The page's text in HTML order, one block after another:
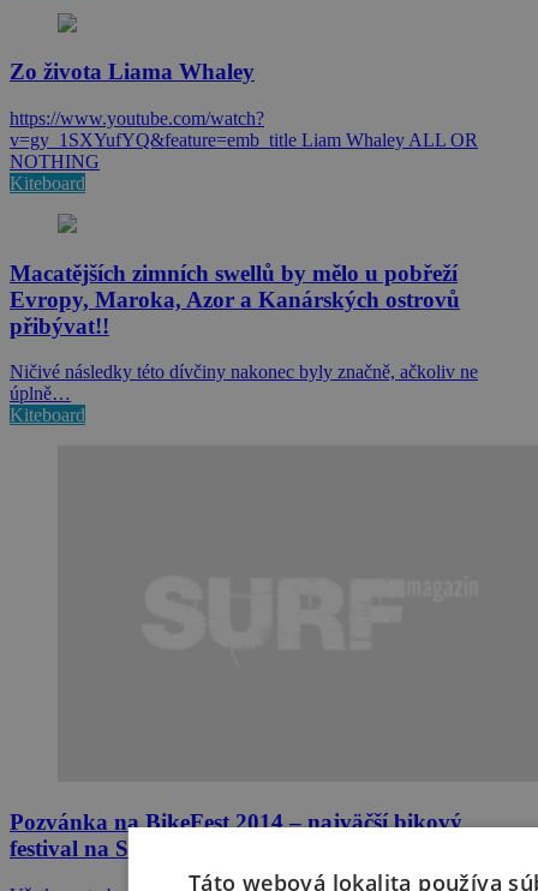
Zo života Liama Whaley
https://www.youtube.com/watch?
v=gy_1SXYufYQ&feature=emb_title Liam Whaley ALL OR
NOTHING
Kiteboard
Macatějších zimních swellů by mělo u pobřeží
Evropy, Maroka, Azor a Kanárských ostrovů
přibývat!!
Ničivé následky této dívčiny nakonec byly značně, ačkoliv ne
úplně…
Kiteboard
Pozvánka na BikeFest 2014 – najväčší bikový
festival na Slovensku!
Táto webová lokalita používa